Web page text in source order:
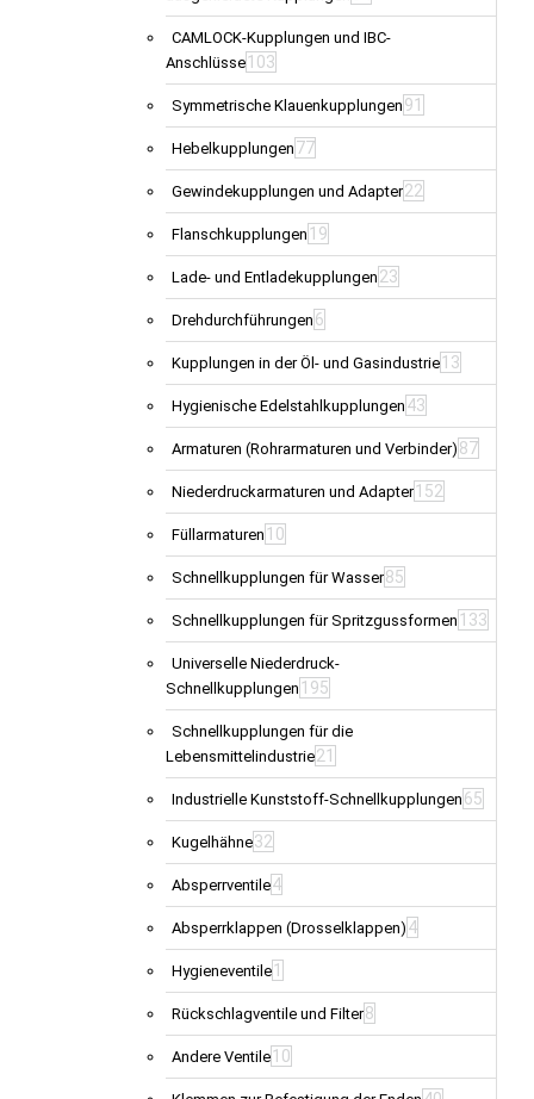
CAMLOCK-Kupplungen und IBC-
Anschlüsse 103
Symmetrische Klauenkupplungen 91
Hebelkupplungen 77
Gewindekupplungen und Adapter22
Flanschkupplungen 19
Lade- und Entladekupplungen 23
Drehdurchführungen 6
Kupplungen in der Öl- und Gasindustrie 13
Hygienische Edelstahlkupplungen 43
Armaturen (Rohrarmaturen und Verbinder) 87
Niederdruckarmaturen und Adapter 152
Füllarmaturen 10
Schnellkupplungen für Wasser85
Schnellkupplungen für Spritzgussformen 133
Universelle Niederdruck-
Schnellkupplungen 195
Schnellkupplungen für die
Lebensmittelindustrie21
Industrielle Kunststoff-Schnellkupplungen 65
Kugelhähne32
Absperrventile4
Absperrklappen (Drosselklappen) 4
Hygieneventile 1
Rückschlagventile und Filter8
Andere Ventile 10